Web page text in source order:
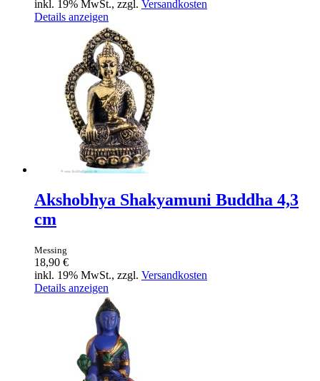
inkl. 19% MwSt., zzgl. Versandkosten
Details anzeigen
Akshobhya Shakyamuni Buddha 4,3
cm
Messing
18,90 €
inkl. 19% MwSt., zzgl. Versandkosten
Details anzeigen